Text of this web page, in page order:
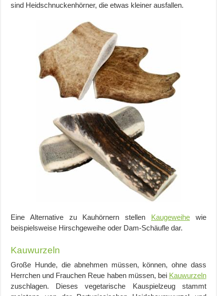
sind Heidschnuckenhörner, die etwas kleiner ausfallen.
Eine Alternative zu Kauhörnern stellen Kaugeweihe wie
beispielsweise Hirschgeweihe oder Dam-Schäufle dar.
Kauwurzeln
Große Hunde, die abnehmen müssen, können, ohne dass
Herrchen und Frauchen Reue haben müssen, bei Kauwurzeln
zuschlagen. Dieses vegetarische Kauspielzeug stammt